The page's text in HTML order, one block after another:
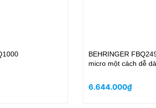
PreSonus PRM1 - MIC RTA